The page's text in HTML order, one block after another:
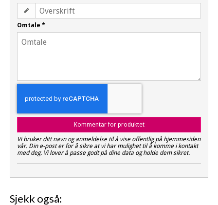
Omtale *
Kommentar for produktet
Vi bruker ditt navn og anmeldelse til å vise offentlig på hjemmesiden
vår. Din e-post er for å sikre at vi har mulighet til å komme i kontakt
med deg. Vi lover å passe godt på dine data og holde dem sikret.
Sjekk også: